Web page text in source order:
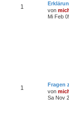
1
von
Mi Feb
1
Fragen
von
Sa Nov